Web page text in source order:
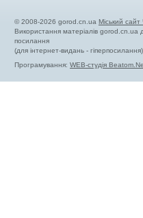
© 2008-2026 gorod.cn.ua Міський сайт
Використання матеріалів gorod.cn.ua
посилання
(для інтернет-видань -
Програмування: WEB-студія